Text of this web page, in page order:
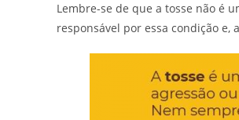
Lembre-se de que a tosse não é
responsável por essa condição